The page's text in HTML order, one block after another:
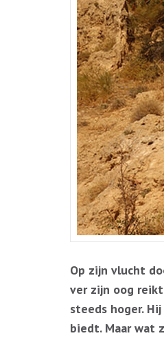
Op zijn vlucht
ver zijn oog
steeds hoger.
biedt. Maar wat